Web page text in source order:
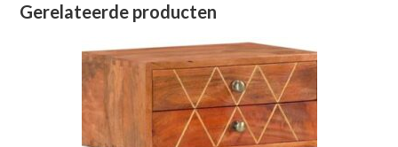
Gerelateerde producten